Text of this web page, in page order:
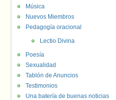
Música
Nuevos Miembros
Pedagogía oracional
Lectio Divina
Poesía
Sexualidad
Tablón de Anuncios
Testimonios
Una batería de buenas noticias